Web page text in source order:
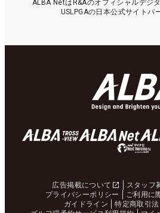
ALBA NetはR&Aのオフィシャルデジ
USLPGAの日本公式サイトパ
広告掲載について スタッフ
プライバシーポリシー
ご利用に
ガイドライン
特定商取引